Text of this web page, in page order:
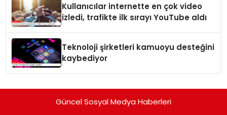
Kullanıcılar internette en çok video
izledi, trafikte ilk sırayı YouTube aldı
Teknoloji şirketleri kamuoyu desteğini
kaybediyor
Güncel Sosyal Medya Haberleri